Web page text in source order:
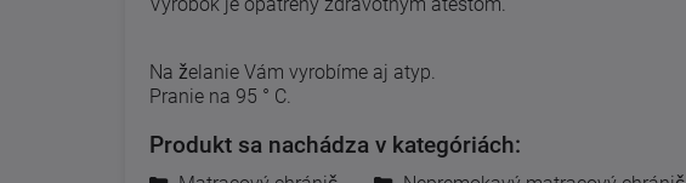
Na želanie Vám vyrobíme aj atyp.
Pranie na 95 ° C.
Produkt sa nachádza v kategóriách: